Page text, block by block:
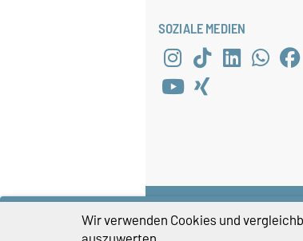
SOZIALE MEDIEN
Wir verwenden Cookies und